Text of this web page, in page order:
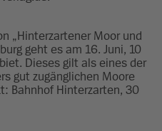
„Hinterzartener Moor und
geht es am 16. Juni, 10
Dieses gilt als eines der
gut zugänglichen Moore
Bahnhof Hinterzarten, 30